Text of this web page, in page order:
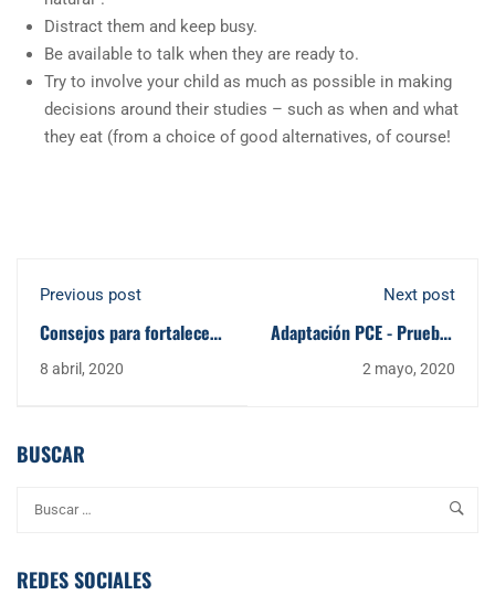
Distract them and keep busy.
Be available to talk when they are ready to.
Try to involve your child as much as possible in making
decisions around their studies – such as when and what
they eat (from a choice of good alternatives, of course!
Previous post
Consejos para fortalecer
las defensas durante el
Covid-19
8 abril, 2020
Next post
Adaptación PCE - Pruebas
de Competencias
Específicas - junio 2020
2 mayo, 2020
BUSCAR
REDES SOCIALES